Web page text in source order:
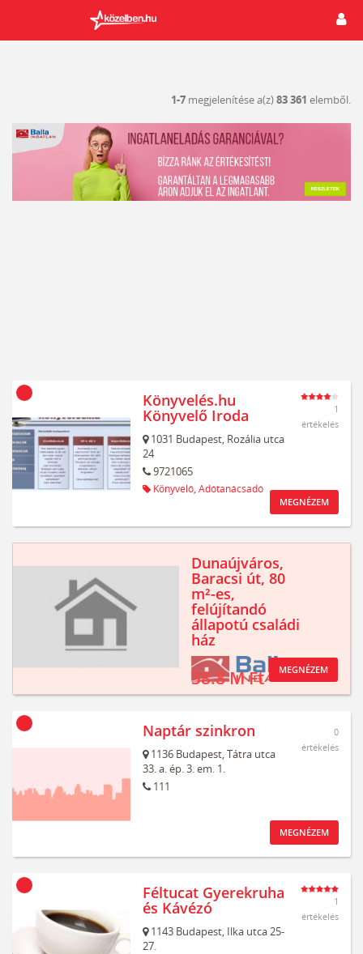
1-7 megjelenítése a(z)83 361 elemből.
Könyvelés.hu
Könyvelő Iroda
1031 Budapest, Rozália utca
24
9721065
Könyvelő, Adótanácsadó
1
értékelés
MEGNÉZEM
Dunaújváros,
Baracsi út, 80
m²-es,
felújítandó
állapotú családi
ház
38.8 M Ft MEGNÉZEM
Naptár szinkron
1136 Budapest,Tátra utca
33. a. ép. 3. em. 1.
111
0
értékelés
MEGNÉZEM
Féltucat Gyerekruha
és Kávézó
1143 Budapest, Ilka utca 25-
27.
1
értékelés